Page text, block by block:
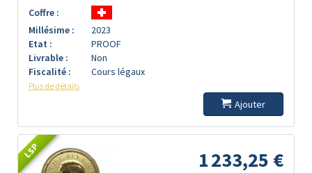
Coffre :
Millésime :
2023
Etat :
PROOF
Livrable :
Non
Fiscalité :
Cours légaux
Plus de détails
Ajouter
LSP 1 233,25 €